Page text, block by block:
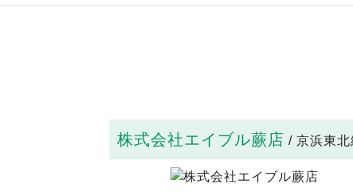
株式会社エイブル蕨店 / 京浜東